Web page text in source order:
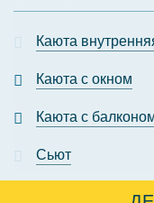
Каюта
Каюта с окном
Каюта с
Сьют